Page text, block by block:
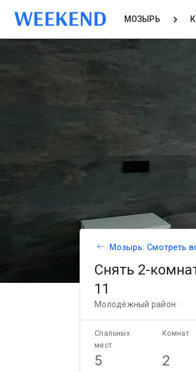
МОЗЫРЬ
Мозырь: Смотреть
Снять 2-
11
Молодёжный район ·
Спальных
мест
Комнат
5 2